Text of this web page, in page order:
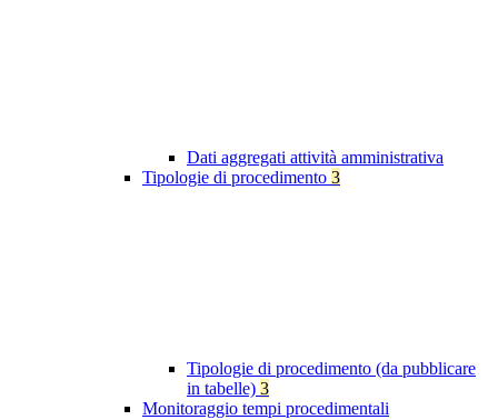
Dati aggregati attività amministrativa
Tipologie di procedimento 3
Tipologie di procedimento (da pubblicare
in tabelle) 3
Monitoraggio tempi procedimentali